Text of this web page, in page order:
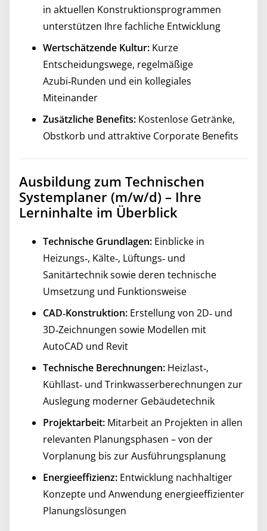
in aktuellen Konstruktionsprogrammen
unterstützen Ihre fachliche Entwicklung
Wertschätzende Kultur: Kurze
Entscheidungswege, regelmäßige
Azubi‑Runden und ein kollegiales
Miteinander
Zusätzliche Benefits: Kostenlose Getränke,
Obstkorb und attraktive Corporate Benefits
Ausbildung zum Technischen
Systemplaner (m/w/d) – Ihre
Lerninhalte im Überblick
Technische Grundlagen: Einblicke in
Heizungs‑, Kälte‑, Lüftungs‑ und
Sanitärtechnik sowie deren technische
Umsetzung und Funktionsweise
CAD‑Konstruktion: Erstellung von 2D‑ und
3D‑Zeichnungen sowie Modellen mit
AutoCAD und Revit
Technische Berechnungen: Heizlast‑,
Kühllast‑ und Trinkwasserberechnungen zur
Auslegung moderner Gebäudetechnik
Projektarbeit: Mitarbeit an Projekten in allen
relevanten Planungsphasen – von der
Vorplanung bis zur Ausführungsplanung
Energieeffizienz: Entwicklung nachhaltiger
Konzepte und Anwendung energieeffizienter
Planungslösungen